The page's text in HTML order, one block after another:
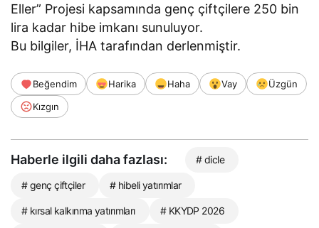
Eller” Projesi kapsamında genç çiftçilere 250 bin
lira kadar hibe imkanı sunuluyor.
Bu bilgiler, İHA tarafından derlenmiştir.
Beğendim Harika Haha Vay
Üzgün
Kızgın
Haberle ilgili daha fazlası: # dicle
# genç çiftçiler # hibeli yatırımlar
# kırsal kalkınma yatırımları # KKYDP 2026